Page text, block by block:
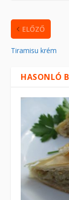
ELŐZŐ
Tiramisu krém
HASONLÓ